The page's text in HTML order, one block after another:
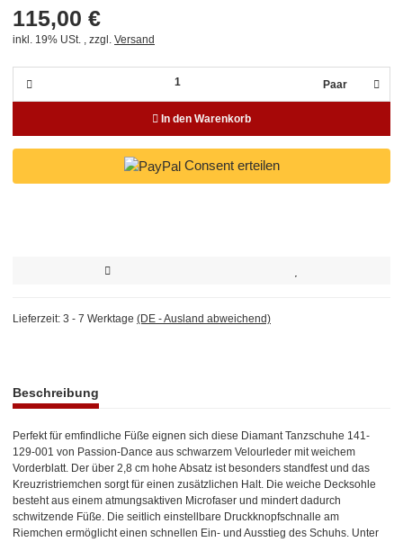
115,00 €
inkl. 19% USt. , zzgl. Versand
Paar
In den Warenkorb
Consent erteilen
Lieferzeit: 3 - 7 Werktage (DE - Ausland abweichend)
Beschreibung
Perfekt für emfindliche Füße eignen sich diese Diamant Tanzschuhe 141-
129-001 von Passion-Dance aus schwarzem Velourleder mit weichem
Vorderblatt. Der über 2,8 cm hohe Absatz ist besonders standfest und das
Kreuzristriemchen sorgt für einen zusätzlichen Halt. Die weiche Decksohle
besteht aus einem atmungsaktiven Microfaser und mindert dadurch
schwitzende Füße. Die seitlich einstellbare Druckknopfschnalle am
Riemchen ermöglicht einen schnellen Ein- und Ausstieg des Schuhs. Unter